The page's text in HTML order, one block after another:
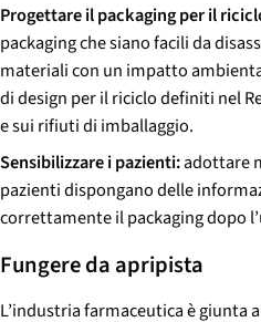
Progettare il packaging per il
packaging che siano facili da
materiali con un impatto
di design per il riciclo definiti nel
e sui rifiuti di imballaggio.
Sensibilizzare i pazienti:adottare
pazienti dispongano delle
correttamente il packaging dopo
Fungere da apripista
L’industria farmaceutica è giunta